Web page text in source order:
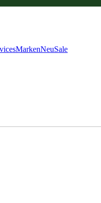
MarkenNeuSale